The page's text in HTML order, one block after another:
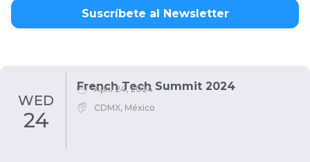
Suscríbete al Newsletter
WED
24
French Tech Summit 2024
April 24, 2024
CDMX, México